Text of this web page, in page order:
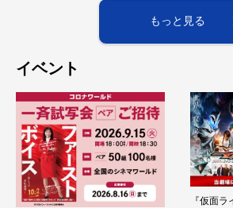
もっと見る
イベント
『仮面